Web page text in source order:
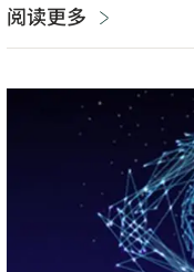
阅读更多